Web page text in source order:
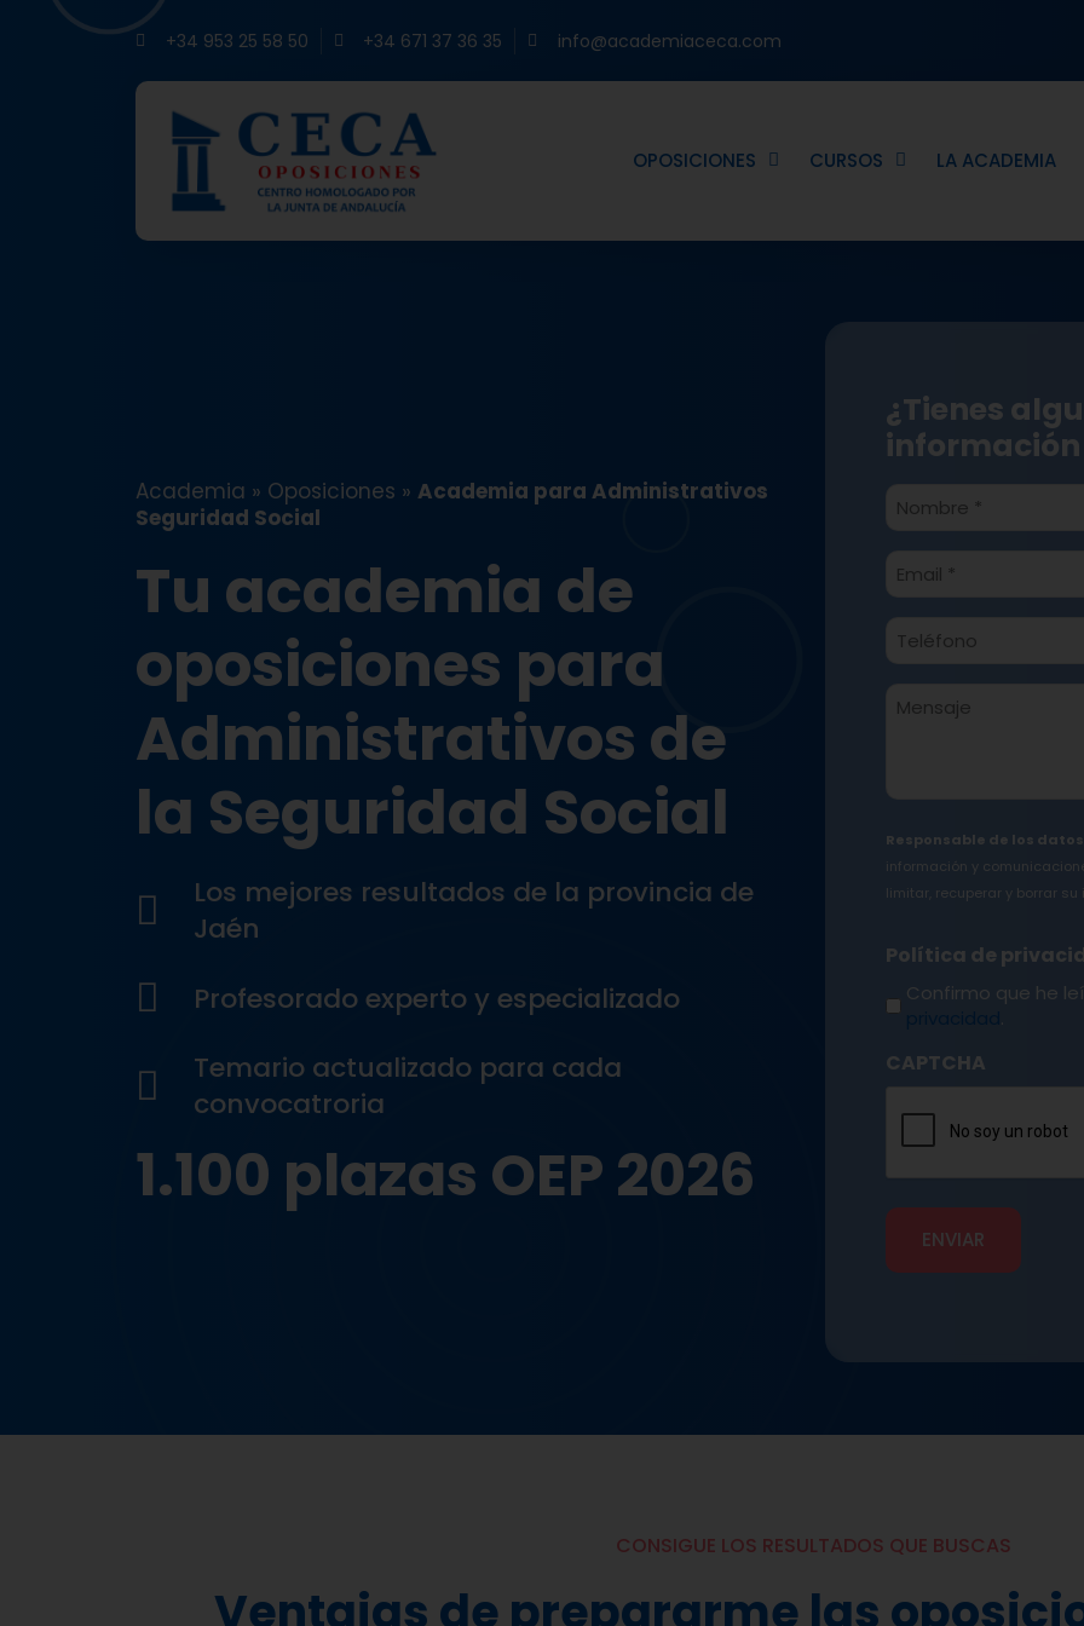
+34 953 25 58 50 +34 671 37 36 35 info@academiaceca.com
OPOSICIONES CURSOS LA ACADEMIA
Academia » Oposiciones » Academia para Administrativos
Seguridad Social
Tu academia de
oposiciones para
Administrativos de
la Seguridad Social
Los mejores resultados de la provincia de
Jaén
Profesorado experto y especializado
Temario actualizado para cada
convocatroria
1.100 plazas OEP 2026
¿Tienes
información
Nombre
*
Email
*
Teléfono*
*
Mensaje
Responsable de los
información y
limitar, recuperar y borrar
Política de
Confirmo que he
.
CAPTCHA
CONSIGUE LOS RESULTADOS QUE BUSCAS
Ventajas de prepararme las